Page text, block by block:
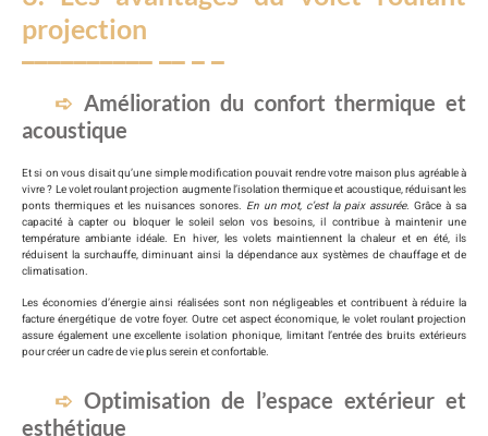
projection
Amélioration du confort thermique et
acoustique
Et si on vous disait qu’une simple modification pouvait rendre votre maison plus agréable à
vivre ? Le volet roulant projection augmente l’isolation thermique et acoustique, réduisant les
ponts thermiques et les nuisances sonores. En un mot, c’est la paix assurée. Grâce à sa
capacité à capter ou bloquer le soleil selon vos besoins, il contribue à maintenir une
température ambiante idéale. En hiver, les volets maintiennent la chaleur et en été, ils
réduisent la surchauffe, diminuant ainsi la dépendance aux systèmes de chauffage et de
climatisation.
Les économies d’énergie ainsi réalisées sont non négligeables et contribuent à réduire la
facture énergétique de votre foyer. Outre cet aspect économique, le volet roulant projection
assure également une excellente isolation phonique, limitant l’entrée des bruits extérieurs
pour créer un cadre de vie plus serein et confortable.
Optimisation de l’espace extérieur et
esthétique